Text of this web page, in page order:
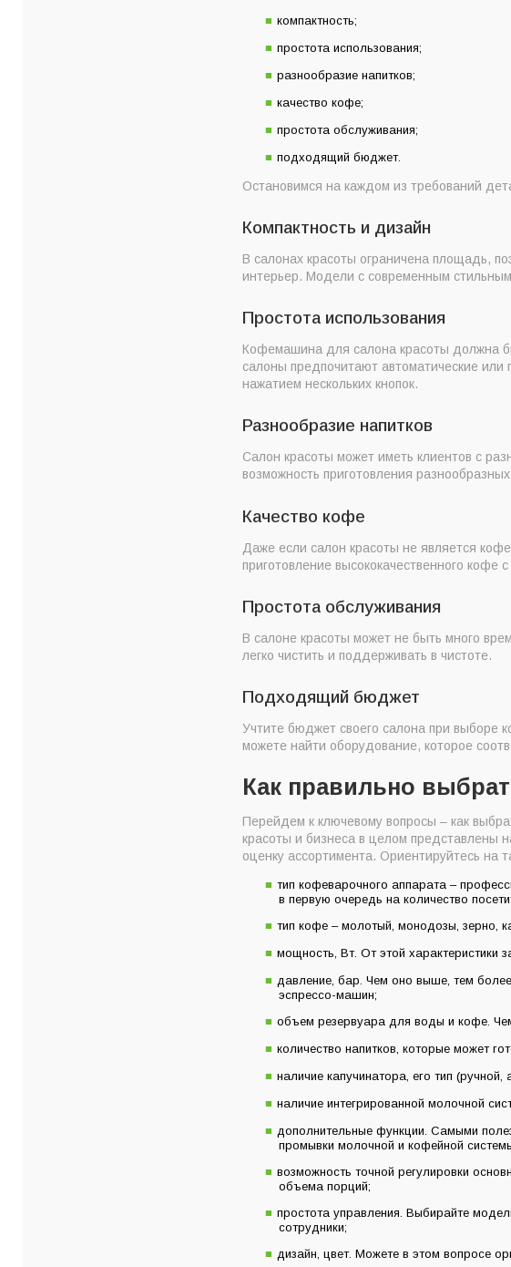
компактность;
простота использования;
разнообразие напитков;
качество кофе;
простота обслуживания;
подходящий бюджет.
Остановимся на каждом из требований
Компактность и дизайн
В салонах красоты ограничена площадь,
интерьер. Модели с современным
Простота использования
Кофемашина для салона красоты должна
салоны предпочитают автоматические
нажатием нескольких кнопок.
Разнообразие напитков
Салон красоты может иметь клиентов с
возможность приготовления
Качество кофе
Даже если салон красоты не является
приготовление высококачественного кофе
Простота обслуживания
В салоне красоты может не быть много
легко чистить и поддерживать в чистоте.
Подходящий бюджет
Учтите бюджет своего салона при
можете найти оборудование, которое
Как правильно
Перейдем к ключевому вопросы – как
красоты и бизнеса в целом представлены
оценку ассортимента. Ориентируйтесь на
тип кофеварочного аппарата –
в первую очередь на количество
тип кофе – молотый, монодозы, зерно,
мощность, Вт. От этой характеристики
давление, бар. Чем оно выше, тем
эспрессо-машин;
объем резервуара для воды и кофе.
количество напитков, которые может
наличие капучинатора, его тип (ручной,
наличие интегрированной молочной
дополнительные функции. Самыми
промывки молочной и кофейной
возможность точной регулировки
объема порций;
простота управления. Выбирайте
сотрудники;
дизайн, цвет. Можете в этом вопросе